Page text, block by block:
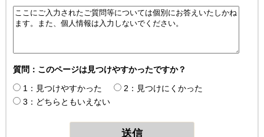
質問：このページは見つけやすかったですか？
1：見つけやすかった
2：見つけにくかった
3：どちらともいえない